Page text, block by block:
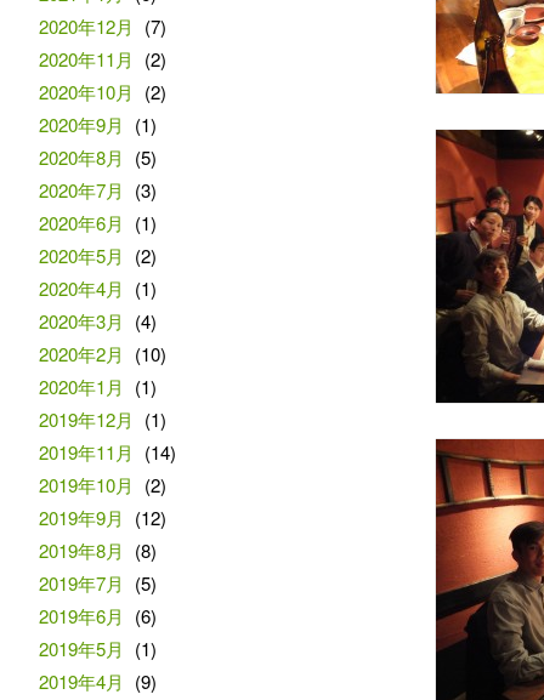
2020年12月
(7)
2020年11月
(2)
2020年10月
(2)
2020年9月
(1)
2020年8月
(5)
2020年7月
(3)
2020年6月
(1)
2020年5月
(2)
2020年4月
(1)
2020年3月
(4)
2020年2月
(10)
2020年1月
(1)
2019年12月
(1)
2019年11月
(14)
2019年10月
(2)
2019年9月
(12)
2019年8月
(8)
2019年7月
(5)
2019年6月
(6)
2019年5月
(1)
2019年4月
(9)